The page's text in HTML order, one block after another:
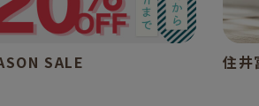
SALE 住井